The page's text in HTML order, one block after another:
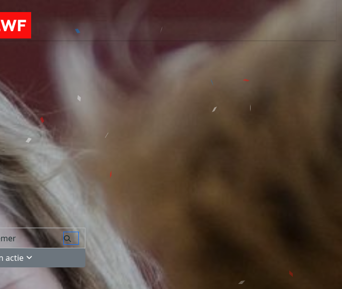
actie